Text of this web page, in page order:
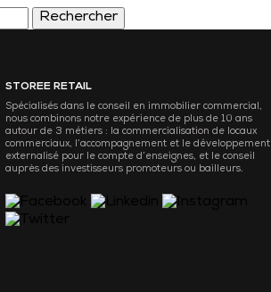
Rechercher
STOREE RETAIL
Spécialisés dans le conseil en immobilier commercial,
nous combinons notre expérience de plus de 10 ans
autour de 3 métiers : la commercialisation de locaux
commerciaux, l’accompagnement et le développement
externalisé pour le compte d’enseignes, et le conseil
auprès des investisseurs promoteurs ou bailleurs.